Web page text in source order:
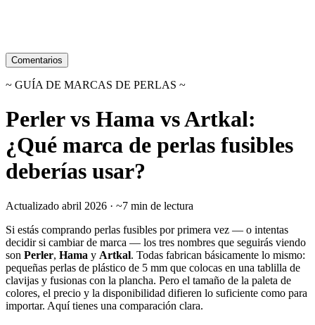
Comentarios
~ GUÍA DE MARCAS DE PERLAS ~
Perler vs Hama vs Artkal:
¿Qué marca de perlas fusibles
deberías usar?
Actualizado abril 2026 · ~7 min de lectura
Si estás comprando perlas fusibles por primera vez — o intentas
decidir si cambiar de marca — los tres nombres que seguirás viendo
son Perler, Hama y Artkal. Todas fabrican básicamente lo mismo:
pequeñas perlas de plástico de 5 mm que colocas en una tablilla de
clavijas y fusionas con la plancha. Pero el tamaño de la paleta de
colores, el precio y la disponibilidad difieren lo suficiente como para
importar. Aquí tienes una comparación clara.